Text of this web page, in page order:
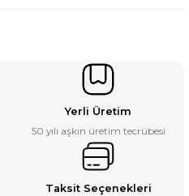
Yerli Üretim
50 yılı aşkın üretim tecrübesi
Taksit Seçenekleri